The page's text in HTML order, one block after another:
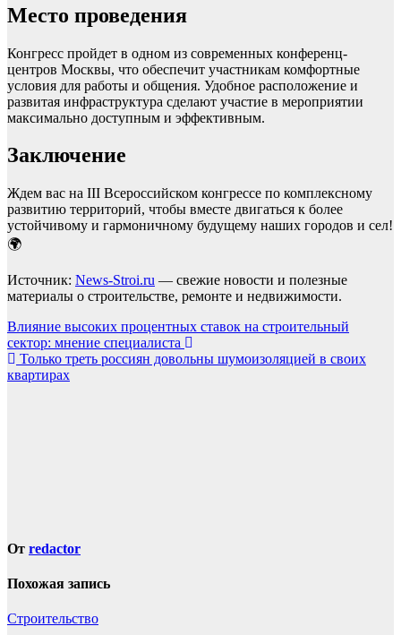
Место проведения
Конгресс пройдет в одном из современных конференц-
центров Москвы, что обеспечит участникам комфортные
условия для работы и общения. Удобное расположение и
развитая инфраструктура сделают участие в мероприятии
максимально доступным и эффективным.
Заключение
Ждем вас на III Всероссийском конгрессе по комплексному
развитию территорий, чтобы вместе двигаться к более
устойчивому и гармоничному будущему наших городов и сел!
🌍
Источник: News-Stroi.ru — свежие новости и полезные
материалы о строительстве, ремонте и недвижимости.
Навигация
по
записям
Влияние высоких процентных ставок на строительный
сектор: мнение специалиста
Только треть россиян довольны шумоизоляцией в своих
квартирах
От redactor
Похожая запись
Строительство